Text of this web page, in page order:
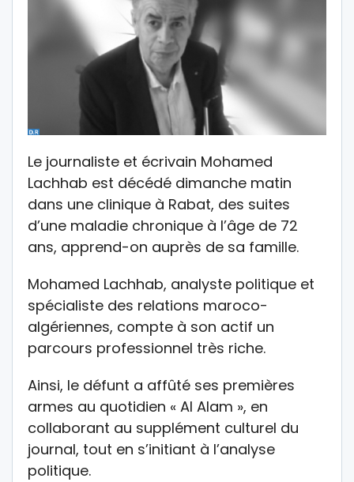
Le journaliste et écrivain Mohamed
Lachhab est décédé dimanche matin
dans une clinique à Rabat, des suites
d’une maladie chronique à l’âge de 72
ans, apprend-on auprès de sa famille.
Mohamed Lachhab, analyste politique et
spécialiste des relations maroco-
algériennes, compte à son actif un
parcours professionnel très riche.
Ainsi, le défunt a affûté ses premières
armes au quotidien « Al Alam », en
collaborant au supplément culturel du
journal, tout en s’initiant à l’analyse
politique.